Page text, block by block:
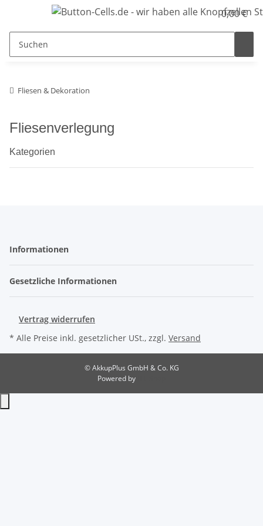
0,00 €
Fliesen & Dekoration
Fliesenverlegung
Kategorien
Informationen
Gesetzliche Informationen
Vertrag widerrufen
* Alle Preise inkl. gesetzlicher USt., zzgl. Versand
© AkkupPlus GmbH & Co. KG
Powered by